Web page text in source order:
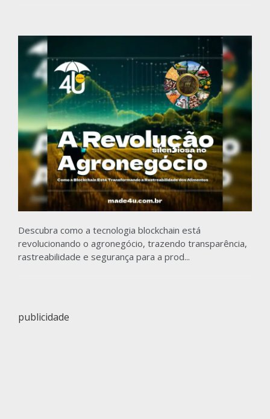
Descubra como a tecnologia blockchain está
revolucionando o agronegócio, trazendo transparência,
rastreabilidade e segurança para a prod...
publicidade